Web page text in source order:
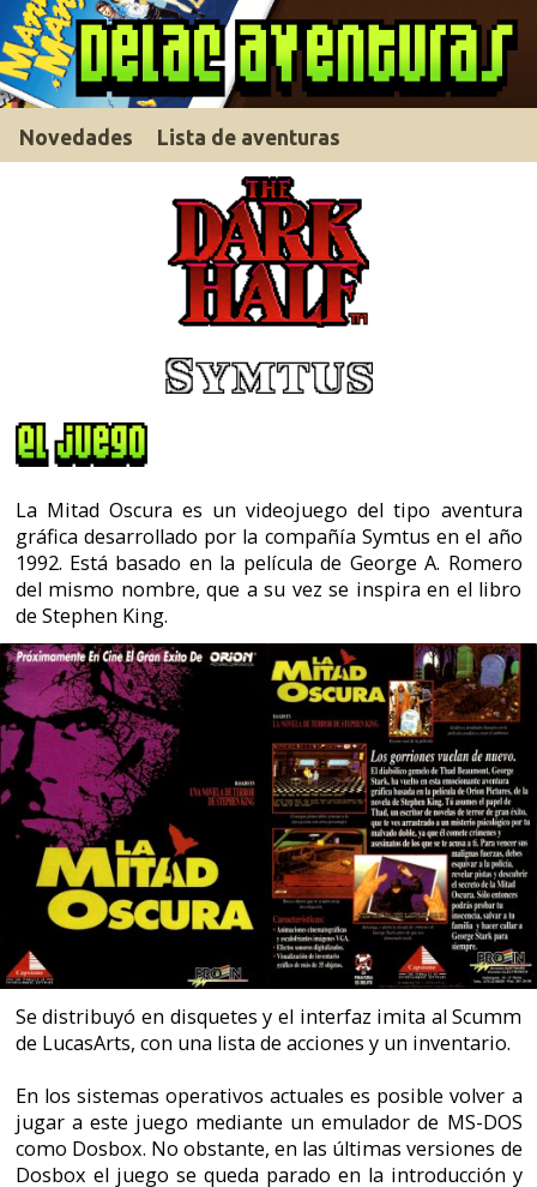
Novedades Lista de aventuras
gráfica desarrollado por la compañía Symtus en el año
1992. Está basado en la película de George A. Romero
del mismo nombre, que a su vez se inspira en el libro
Se distribuyó en disquetes y el interfaz imita al Scumm
de LucasArts, con una lista de acciones y un inventario.
En los sistemas operativos actuales es posible volver a
jugar a este juego mediante un emulador de MS-DOS
como Dosbox. No obstante, en las últimas versiones de
Dosbox el juego se queda parado en la introducción y
en alguna animación posterior. Para hacerlo funcionar
correctamente se recomienda la versión DosBox 0.55,